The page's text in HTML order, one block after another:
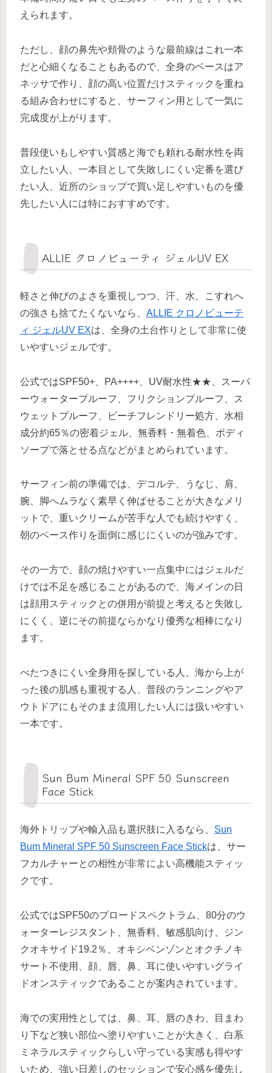
えられます。
ただし、顔の鼻先や頬骨のような最前線はこれ一本
だと心細くなることもあるので、全身のベースはア
ネッサで作り、顔の高い位置だけスティックを重ね
る組み合わせにすると、サーフィン用として一気に
完成度が上がります。
普段使いもしやすい質感と海でも頼れる耐水性を両
立したい人、一本目として失敗しにくい定番を選び
たい人、近所のショップで買い足しやすいものを優
先したい人には特におすすめです。
ALLIE クロノビューティ ジェルUV EX
軽さと伸びのよさを重視しつつ、汗、水、こすれへ
の強さも捨てたくないなら、 ALLIE クロノビューテ
ィ ジェルUV EXは、全身の土台作りとして非常に使
いやすいジェルです。
公式ではSPF50+、PA++++、UV耐水性★★、スーパ
ーウォータープルーフ、フリクションプルーフ、ス
ウェットプルーフ、ビーチフレンドリー処方、水相
成分約65％の密着ジェル、無香料・無着色、ボディ
ソープで落とせる点などがまとめられています。
サーフィン前の準備では、デコルテ、うなじ、肩、
腕、脚へムラなく素早く伸ばせることが大きなメリ
ットで、重いクリームが苦手な人でも続けやすく、
朝のベース作りを面倒に感じにくいのが強みです。
その一方で、顔の焼けやすい一点集中にはジェルだ
けでは不足を感じることがあるので、海メインの日
は顔用スティックとの併用が前提と考えると失敗し
にくく、逆にその前提ならかなり優秀な相棒になり
ます。
べたつきにくい全身用を探している人、海から上が
った後の肌感も重視する人、普段のランニングやア
ウトドアにもそのまま流用したい人には扱いやすい
一本です。
Sun Bum Mineral SPF 50 Sunscreen
Face Stick
海外トリップや輸入品も選択肢に入るなら、 Sun
Bum Mineral SPF 50 Sunscreen Face Stickは、サー
フカルチャーとの相性が非常によい高機能スティッ
クです。
公式ではSPF50のブロードスペクトラム、80分のウ
ォーターレジスタント、無香料、敏感肌向け、ジン
クオキサイド19.2％、オキシベンゾンとオクチノキ
サート不使用、顔、唇、鼻、耳に使いやすいグライ
ドオンスティックであることが案内されています。
海での実用性としては、鼻、耳、唇のきわ、目まわ
り下など狭い部位へ塗りやすいことが大きく、白系
ミネラルスティックらしい守っている実感も得やす
いため、強い日差しのセッションで安心感を優先し